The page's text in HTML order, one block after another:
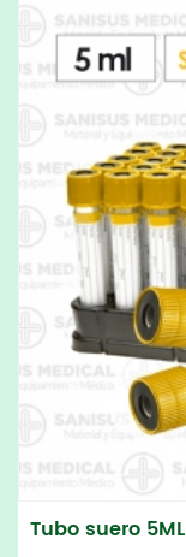
Tubo suero 5ML